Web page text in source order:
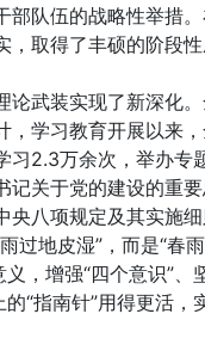
部队伍的战略性举措
取得了丰硕的阶段
论武装实现了新深化
，学习教育开展以来
习2.3万余次，举办
记关于党的建设的重
央八项规定及其实施
过地皮湿”，而是“春
，增强“四个意识”
“指南针”用得更活